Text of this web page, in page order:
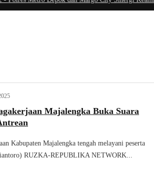
Majalengka Buka Suara
Kabupaten Majalengka tengah melayani peserta
RUZKA-REPUBLIKA NETWORK...